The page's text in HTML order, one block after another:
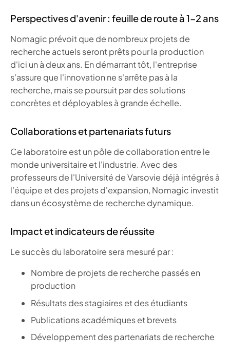
Perspectives d'avenir : feuille de route à 1-2 ans
Nomagic prévoit que de nombreux projets de
recherche actuels seront prêts pour la production
d'ici un à deux ans. En démarrant tôt, l'entreprise
s'assure que l'innovation ne s'arrête pas à la
recherche, mais se poursuit par des solutions
concrètes et déployables à grande échelle.
Collaborations et partenariats futurs
Ce laboratoire est un pôle de collaboration entre le
monde universitaire et l'industrie. Avec des
professeurs de l'Université de Varsovie déjà intégrés à
l'équipe et des projets d'expansion, Nomagic investit
dans un écosystème de recherche dynamique.
Impact et indicateurs de réussite
Le succès du laboratoire sera mesuré par :
Nombre de projets de recherche passés en
production
Résultats des stagiaires et des étudiants
Publications académiques et brevets
Développement des partenariats de recherche